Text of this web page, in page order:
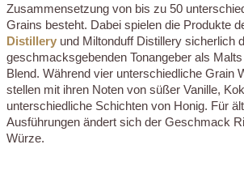
Zusammensetzung von bis zu 50
Grains besteht. Dabei spielen die Produkte
Distillery und Miltonduff Distillery sicherlich
geschmacksgebenden Tonangeber als
Blend. Während vier unterschiedliche Grain
stellen mit ihren Noten von süßer Vanille,
unterschiedliche Schichten von Honig. Für
Ausführungen ändert sich der Geschmack
Würze.